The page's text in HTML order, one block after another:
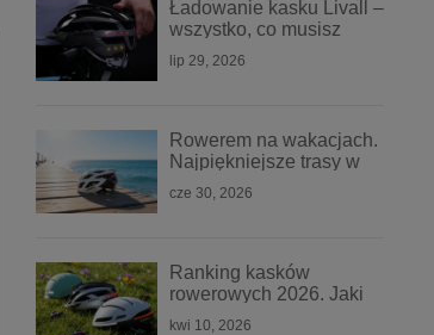
Ładowanie kasku Livall –
wszystko, co musisz
wiedzieć
lip 29, 2026
Rowerem na wakacjach.
Najpiękniejsze trasy w
Polsce i zasady
bezpieczeństwa na trasie
cze 30, 2026
Ranking kasków
rowerowych 2026. Jaki
kask Livall wybrać?
kwi 10, 2026